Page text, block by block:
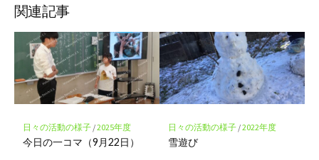
ア
ク
マ
ー
ク
に
保
存
関連記事
日々の活動の様子/2025年度
今日の一コマ（9月22日）
日々の活動の様子/2022年度
雪遊び